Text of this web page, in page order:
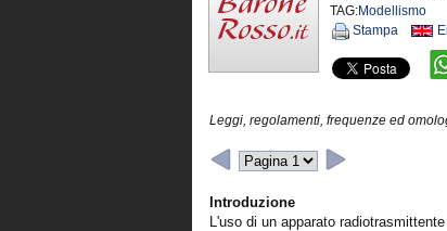
TAG:Modellismo
Stampa
Leggi, regolamenti, frequenze ed
Introduzione
L'uso di un apparato